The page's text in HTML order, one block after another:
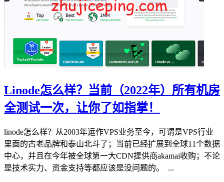
Linode怎么样？当前（2022年）所有机房
全测试一次，让你了如指掌！
linode怎么样？从2003年运作VPS业务至今，可谓是VPS行业
里面的古老品牌和泰山北斗了；当前已经扩展到全球11个数据
中心，并且在今年被全球第一大CDN提供商akamai收购；不论
是技术实力、资金支持等都应该是没问题的。 ...